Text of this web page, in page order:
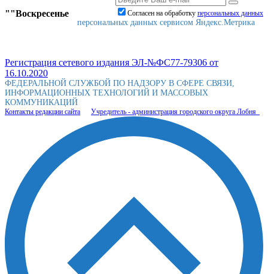
""Воскресенье Согласен на обработку персональныx данных
персональных данных сервисом Яндекс.Метрика
Регистрация сетевого издания ЭЛ-№ФС77-79306 от
16.10.2020
ФЕДЕРАЛЬНОЙ СЛУЖБОЙ ПО НАДЗОРУ В СФЕРЕ СВЯЗИ,
ИНФОРМАЦИОННЫХ ТЕХНОЛОГИЙ И МАССОВЫХ
КОММУНИКАЦИЙ
Контакты редакции сайта Учредитель - администрация городского округа Лобня